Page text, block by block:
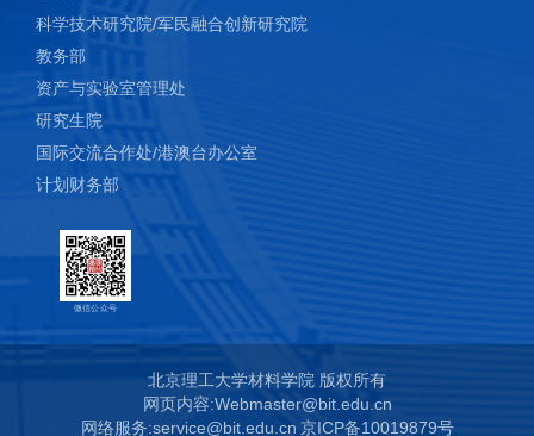
Yanxia Wang, Zhuo Wan, Meigui Deng, Zuoying Yuan, Jianyong
Huang*, A hydra tentacle-inspired hydrogel with underwater ultra-
stretchability for adhering adipose surfaces. Chemical Engineering
Journal, 2022, 428, 131049.
Wang, Guojun Ji, Jianyong Huang*, Electrically programmable
interfacial adhesion for ultrastrong hydrogel bonding, Advanced
Materials, 2022, 2108820.
科学技术研究院/军民融合创新研究院
教务部
资产与实验室管理处
研究生院
国际交流合作处/港澳台办公室
计划财务部
微信公众号
北京理工大学材料学院 版权所有
网页内容:Webmaster@bit.edu.cn
网络服务:service@bit.edu.cn 京ICP备10019879号